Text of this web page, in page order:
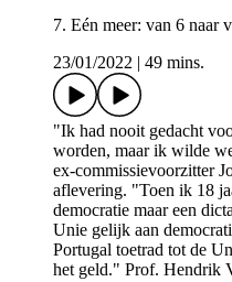
7. Eén meer: van 6 naar
23/01/2022
49 mins.
"Ik had nooit gedacht
worden, maar ik wilde
ex-commissievoorzitter
aflevering. "Toen ik 18
democratie maar een
Unie gelijk aan
Portugal toetrad tot de
het geld." Prof. Hendrik